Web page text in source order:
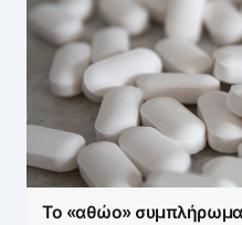
Το «αθώο» συμπλήρωμα